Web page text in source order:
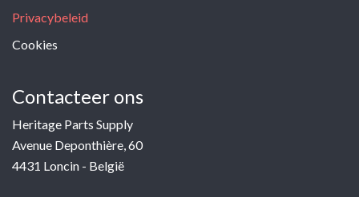
Privacybeleid
Cookies
Contacteer ons
Heritage Parts Supply
Avenue Deponthière, 60
4431 Loncin - België